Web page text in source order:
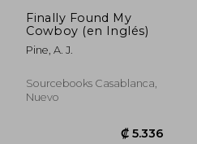
Finally Found My
Cowboy (en Inglés)
Pine, A. J.
Sourcebooks Casablanca,
Nuevo